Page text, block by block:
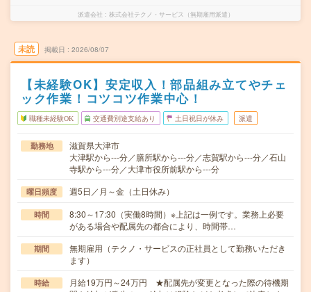
派遣会社 株式会社テクノ・サービス（無期雇用派遣）
未読 掲載日 2026/08/07
【未経験OK】安定収入！部品組み立てやチェ
ック作業！コツコツ作業中心！
職種未経験OK 交通費別途支給あり 土日祝日が休み 派遣
勤務地
滋賀県大津市
大津駅から---分／膳所駅から---分／志賀駅から---分／石山
寺駅から---分／大津市役所前駅から---分
曜日頻度 週5日／月～金（土日休み）
時間
8:30～17:30（実働8時間）※上記は一例です。業務上必要
がある場合や配属先の都合により、時間帯…
期間
無期雇用（テクノ・サービスの正社員として勤務いただき
ます）
時給
月給19万円～24万円 ★配属先が変更となった際の待機期